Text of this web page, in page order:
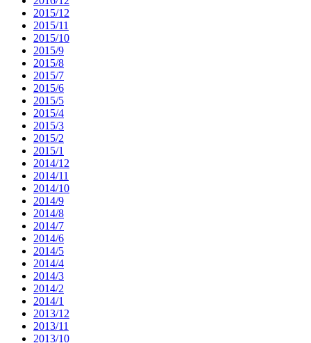
2015/12
2015/11
2015/10
2015/9
2015/8
2015/7
2015/6
2015/5
2015/4
2015/3
2015/2
2015/1
2014/12
2014/11
2014/10
2014/9
2014/8
2014/7
2014/6
2014/5
2014/4
2014/3
2014/2
2014/1
2013/12
2013/11
2013/10